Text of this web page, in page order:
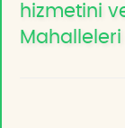
hizmetini
Mahalleleri